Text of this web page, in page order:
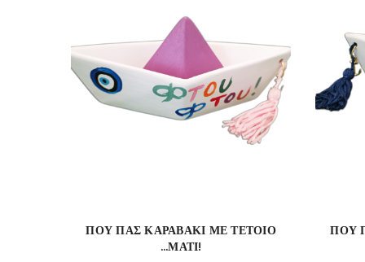
ΠΟΥ ΠΑΣ ΚΑΡΑΒΑΚΙ ΜΕ ΤΕΤΟΙΟ
...ΜΑΤΙ!
ΠΟΥ